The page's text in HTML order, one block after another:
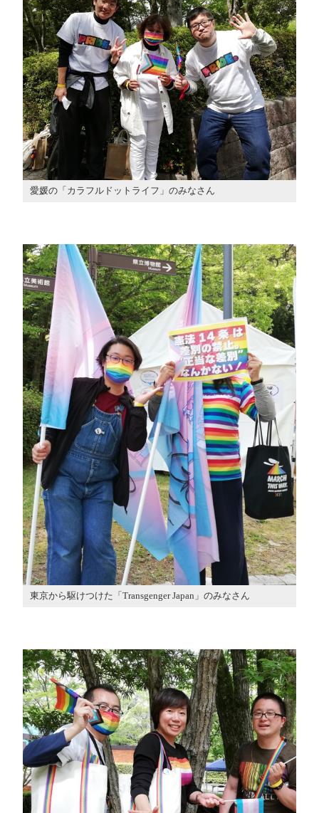
愛媛の「カラフルドットライフ」のみなさん
東京から駆けつけた「Transgenger Japan」のみなさん